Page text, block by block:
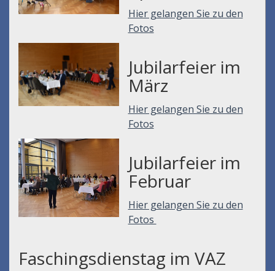
Hier gelangen Sie zu den
Fotos
Jubilarfeier im
März
Hier gelangen Sie zu den
Fotos
Jubilarfeier im
Februar
Hier gelangen Sie zu den
Fotos
Faschingsdienstag im VAZ